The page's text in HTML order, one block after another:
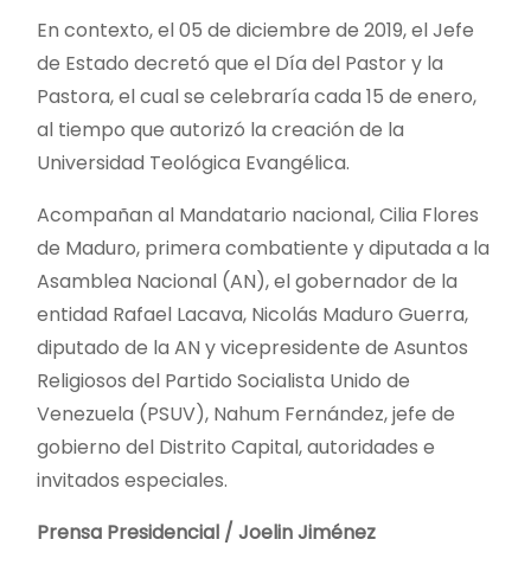
En contexto, el 05 de diciembre de 2019, el Jefe
de Estado decretó que el Día del Pastor y la
Pastora, el cual se celebraría cada 15 de enero,
al tiempo que autorizó la creación de la
Universidad Teológica Evangélica.
Acompañan al Mandatario nacional, Cilia Flores
de Maduro, primera combatiente y diputada a la
Asamblea Nacional (AN), el gobernador de la
entidad Rafael Lacava, Nicolás Maduro Guerra,
diputado de la AN y vicepresidente de Asuntos
Religiosos del Partido Socialista Unido de
Venezuela (PSUV), Nahum Fernández, jefe de
gobierno del Distrito Capital, autoridades e
invitados especiales.
Prensa Presidencial / Joelin Jiménez